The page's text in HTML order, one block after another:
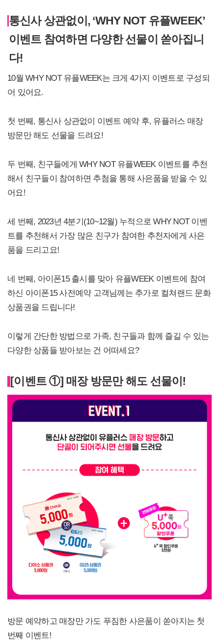
통신사 상관없이, ‘WHY NOT 유플WEEK’
이벤트 참여하면 다양한 선물이 쏟아집니
다!
10월 WHY NOT 유플WEEK는 크게 4가지 이벤트로 구성되
어 있어요.
첫 번째, 통신사 상관없이 이벤트 예약 후, 유플러스 매장
방문만 해도 선물을 드려요!
두 번째, 친구들에게 WHY NOT 유플WEEK 이벤트를 추천
해서 친구들이 참여하면 추첨을 통해 사은품을 받을 수 있
어요!
세 번째, 2023년 4분기(10~12월) 누적으로 WHY NOT 이벤
트를 추천해서 가장 많은 친구가 참여한 추천자에게 사은
품을 드리고요!
네 번째, 아이폰15 출시를 맞아 유플WEEK 이벤트에 참여
하신 아이폰15 사전예약 고객님께는 추가로 컬쳐랜드 문화
상품권을 드립니다!
이렇게 간단한 방법으로 가족, 친구들과 함께 즐길 수 있는
다양한 상품들 받아보는 건 어떠세요?
[이벤트 ①] 매장 방문만 해도 선물이!
방문 예약하고 매장만 가도 푸짐한 사은품이 쏟아지는 첫
번째 이벤트!